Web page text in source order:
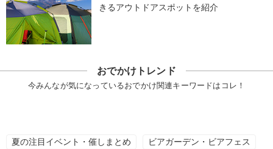
きるアウトドアスポットを紹介
おでかけトレンド
今みんなが気になっているおでかけ関連キーワードはコレ！
夏の注目イベント・催しまとめ ビアガーデン・ビアフェス